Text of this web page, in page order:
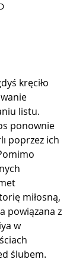
kręciło
listu.
ponownie
poprzez ich
miłosną,
powiązana z
w
ślubem.